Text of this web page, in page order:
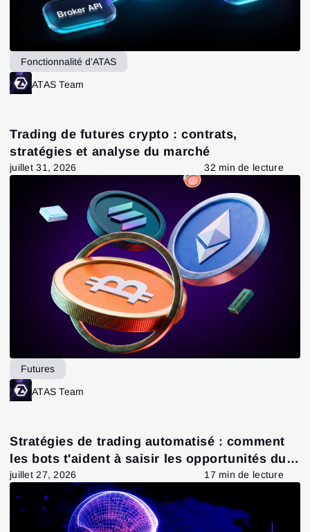
Fonctionnalité d’ATAS
ATAS Team
Trading de futures crypto : contrats,
stratégies et analyse du marché
juillet 31, 2026 32 min de lecture
Futures
ATAS Team
Stratégies de trading automatisé : comment
les bots t'aident à saisir les opportunités du
marché
juillet 27, 2026 17 min de lecture